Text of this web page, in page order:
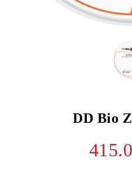
DD Bio